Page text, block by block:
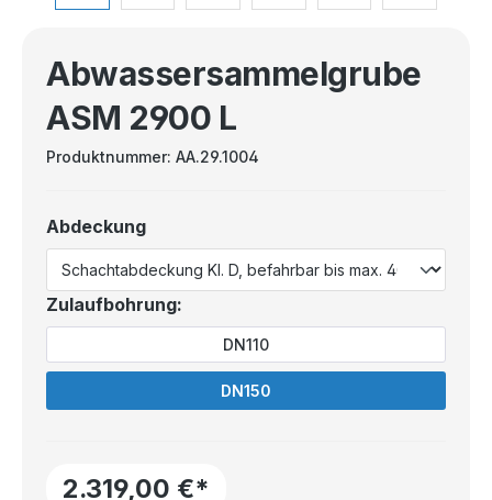
Abwassersammelgrube
ASM 2900 L
Produktnummer:AA.29.1004
Abdeckung
Zulaufbohrung:
DN110
DN150
2.319,00 €*